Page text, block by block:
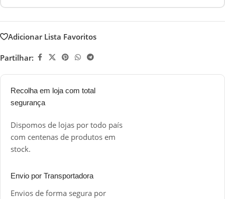
Adicionar Lista Favoritos
Partilhar:
Recolha em loja com total
segurança
Dispomos de lojas por todo país
com centenas de produtos em
stock.
Envio por Transportadora
Envios de forma segura por